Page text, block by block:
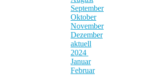
September
Oktober
November
Dezember
aktuell
2024
Januar
Februar